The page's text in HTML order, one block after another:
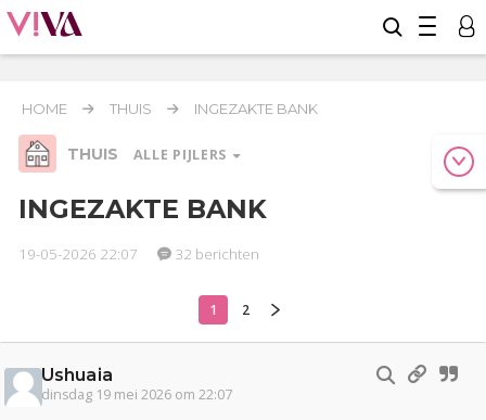
HOME THUIS INGEZAKTE BANK
THUIS ALLE PIJLERS
Relaties Werk & Studie
Oekraïne
Zwanger
Klussen
INGEZAKTE BANK
19-05-2026 22:07 32 berichten
1 2
Ushuaia
dinsdag 19 mei 2026 om 22:07